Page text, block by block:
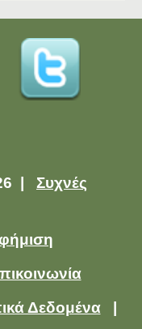
| Συχνές
Δεδομένα|